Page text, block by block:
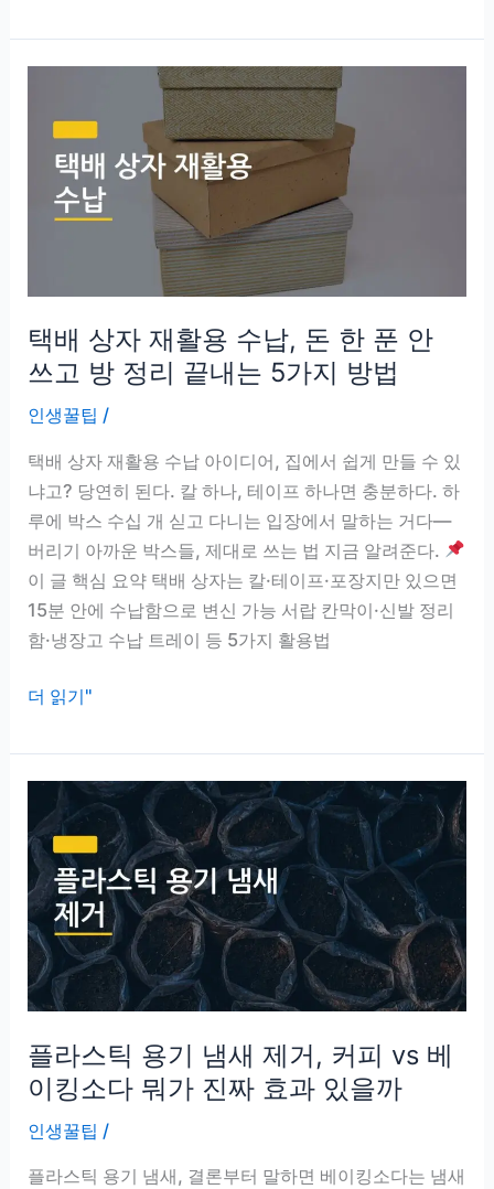
레
인
식
초
가
더
효
과
있
을
까
택배 상자 재활용 수납, 돈 한 푼 안
쓰고 방 정리 끝내는 5가지 방법
인생꿀팁 /
택배 상자 재활용 수납 아이디어, 집에서 쉽게 만들 수 있
냐고? 당연히 된다. 칼 하나, 테이프 하나면 충분하다. 하
루에 박스 수십 개 싣고 다니는 입장에서 말하는 거다—
버리기 아까운 박스들, 제대로 쓰는 법 지금 알려준다.
이 글 핵심 요약 택배 상자는 칼·테이프·포장지만 있으면
15분 안에 수납함으로 변신 가능 서랍 칸막이·신발 정리
함·냉장고 수납 트레이 등 5가지 활용법
택
상
자
재
활
용
수
납,
돈
한
안
쓰
방
정
더 읽기"
플라스틱 용기 냄새 제거, 커피 vs 베
이킹소다 뭐가 진짜 효과 있을까
인생꿀팁 /
플라스틱 용기 냄새, 결론부터 말하면 베이킹소다는 냄새